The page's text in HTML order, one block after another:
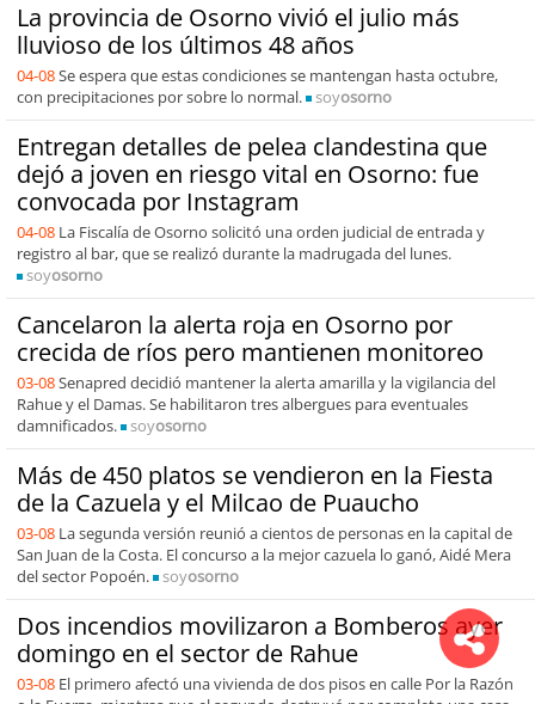
La provincia de Osorno vivió el julio más
lluvioso de los últimos 48 años
04-08Se espera que estas condiciones se mantengan hasta octubre,
con precipitaciones por sobre lo normal.
soyosorno
Entregan detalles de pelea clandestina que
dejó a joven en riesgo vital en Osorno: fue
convocada por Instagram
04-08 La Fiscalía de Osorno solicitó una orden judicial de entrada y
registro al bar, que se realizó durante la madrugada del lunes.
soyosorno
Cancelaron la alerta roja en Osorno por
crecida de ríos pero mantienen monitoreo
03-08Senapred decidió mantener la alerta amarilla y la vigilancia del
Rahue y el Damas. Se habilitaron tres albergues para eventuales
damnificados.
soyosorno
Más de 450 platos se vendieron en la Fiesta
de la Cazuela y el Milcao de Puaucho
03-08 La segunda versión reunió a cientos de personas en la capital de
San Juan de la Costa. El concurso a la mejor cazuela lo ganó, Aidé Mera
del sector Popoén.
soyosorno
Dos incendios movilizaron a Bomberos ayer
domingo en el sector de Rahue
03-08 El primero afectó una vivienda de dos pisos en calle Por la Razón